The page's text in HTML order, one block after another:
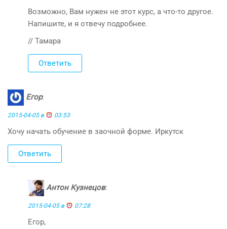
Возможно, Вам нужен не этот курс, а что-то другое.
Напишите, и я отвечу подробнее.
// Тамара
Ответить
Егор:
2015-04-05 в 03:53
Хочу начать обучение в заочной форме. Иркутск
Ответить
Антон Кузнецов:
2015-04-05 в 07:28
Егор,